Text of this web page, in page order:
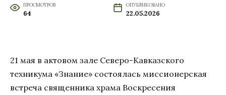
ПРОСМОТРОВ
64
ОПУБЛИКОВАНО
22.05.2026
21 мая в актовом зале Северо-Кавказского
техникума «Знание» состоялась миссионерская
встреча священника храма Воскресения